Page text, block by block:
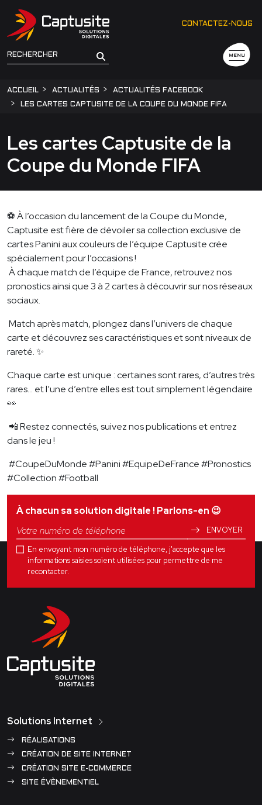
CONTACTEZ-NOUS
MENU
ACCUEIL ACTUALITÉS
ACTUALITÉS FACEBOOK
LES CARTES CAPTUSITE DE LA COUPE DU MONDE FIFA
Les cartes Captusite de la
Coupe du Monde FIFA
⚽ À l’occasion du lancement de la Coupe du Monde,
Captusite est fière de dévoiler sa collection exclusive de
cartes Panini aux couleurs de l’équipe Captusite crée
spécialement pour l’occasions !
À chaque match de l’équipe de France, retrouvez nos
pronostics ainsi que 3 à 2 cartes à découvrir sur nos réseaux
sociaux.
Match après match, plongez dans l’univers de chaque
carte et découvrez ses caractéristiques et sont niveaux de
rareté. ✨
Chaque carte est unique : certaines sont rares, d’autres très
rares… et l’une d’entre elles est tout simplement légendaire
👀
📲 Restez connectés, suivez nos publications et entrez
dans le jeu !
#CoupeDuMonde #Panini #EquipeDeFrance #Pronostics
#Collection #Football
À chacun sa solution digitale ! Parlons-en 😉
ENVOYER
En envoyant mon numéro de téléphone, j'accepte que les
informations saisies soient utilisées pour permettre de me
recontacter.
Solutions Internet
RÉALISATIONS
CRÉATION DE SITE INTERNET
CRÉATION SITE E-COMMERCE
SITE ÉVÈNEMENTIEL